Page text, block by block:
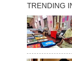
TRENDING